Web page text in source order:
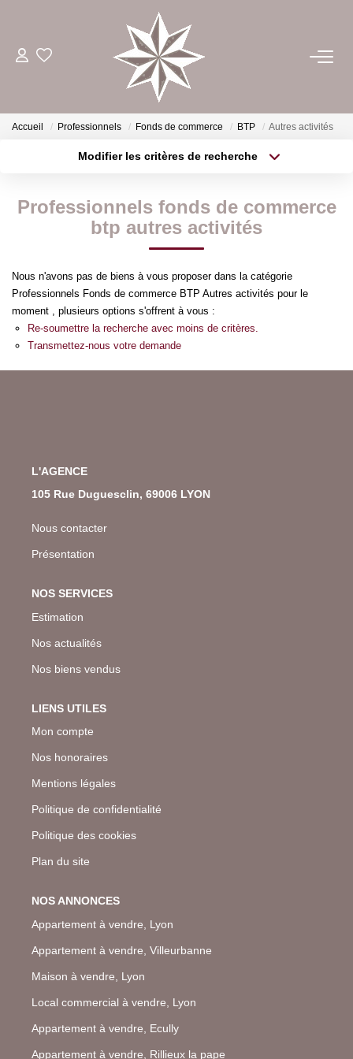
ACHETER
ESTIMER
GÉRER
NOTRE AGENCE
CONTACT
Accueil Professionnels Fonds de commerce BTP Autres activités
Modifier les critères de recherche
Sélectionnez...
Type de bien
Surface min
Créer une alerte
Professionnels fonds de commerce
btp autres activités
Nous n'avons pas de biens à vous proposer dans la catégorie
Professionnels Fonds de commerce BTP Autres activités pour le
moment , plusieurs options s'offrent à vous :
Re-soumettre la recherche avec moins de critères.
Transmettez-nous votre demande
L'AGENCE
105 Rue Duguesclin, 69006 LYON
Nous contacter
Présentation
NOS SERVICES
Estimation
Nos actualités
Nos biens vendus
LIENS UTILES
Mon compte
Nos honoraires
Mentions légales
Politique de confidentialité
Politique des cookies
Plan du site
NOS ANNONCES
Appartement à vendre, Lyon
Appartement à vendre, Villeurbanne
Maison à vendre, Lyon
Local commercial à vendre, Lyon
Appartement à vendre, Ecully
Appartement à vendre, Rillieux la pape